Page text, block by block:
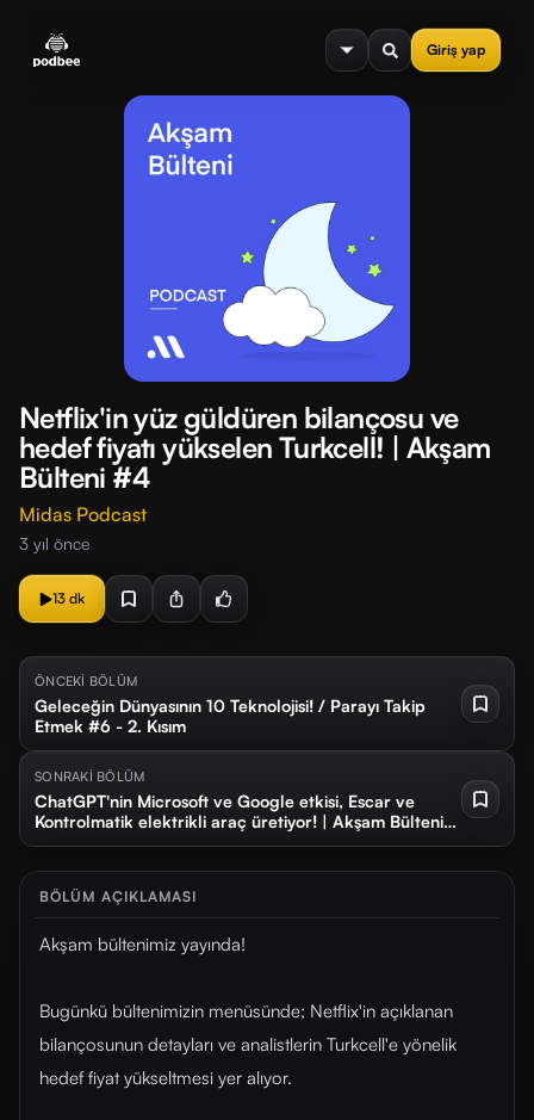
Giriş yap
menu
Netflix'in yüz güldüren bilançosu ve
hedef fiyatı yükselen Turkcell! | Akşam
Bülteni #4
Midas Podcast
3 yıl önce
13 dk
ÖNCEKİ BÖLÜM
Geleceğin Dünyasının 10 Teknolojisi! / Parayı Takip
Etmek #6 - 2. Kısım
SONRAKİ BÖLÜM
ChatGPT'nin Microsoft ve Google etkisi, Escar ve
Kontrolmatik elektrikli araç üretiyor! | Akşam Bülteni
#5
BÖLÜM AÇIKLAMASI
Akşam bültenimiz yayında!
Bugünkü bültenimizin menüsünde; Netflix'in açıklanan
bilançosunun detayları ve analistlerin Turkcell'e yönelik
hedef fiyat yükseltmesi yer alıyor.